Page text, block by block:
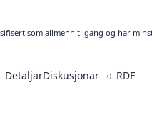
som allmenn tilgang og har
DetaljarDiskusjonar 0 RDF